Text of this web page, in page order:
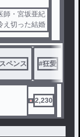
師・宮坂亜紀
え切った結婚
らしていた彼
の男・今泉と
恋は、やがて
憎しみが交錯
スペンス。
含みます。
ペンス #狂愛
2,230